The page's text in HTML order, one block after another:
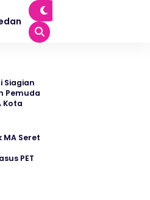
Siagian
Pemuda
Kota
MA Seret
PET